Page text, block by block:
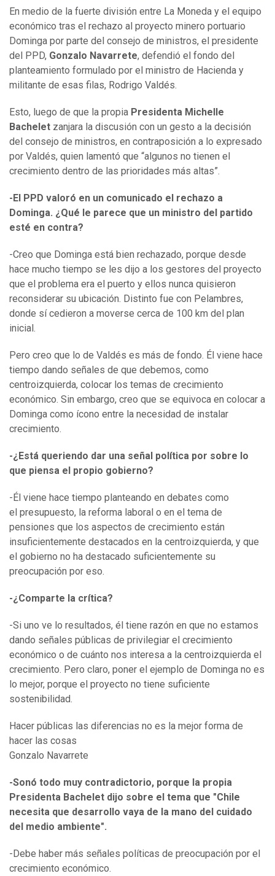
En medio de la fuerte división entre La Moneda y el equipo
económico tras el rechazo al proyecto minero portuario
Dominga por parte del consejo de ministros, el presidente
del PPD, Gonzalo Navarrete, defendió el fondo del
planteamiento formulado por el ministro de Hacienda y
militante de esas filas, Rodrigo Valdés.
Esto, luego de que la propia Presidenta Michelle
Bachelet zanjara la discusión con un gesto a la decisión
del consejo de ministros, en contraposición a lo expresado
por Valdés, quien lamentó que “algunos no tienen el
crecimiento dentro de las prioridades más altas”.
-El PPD valoró en un comunicado el rechazo a
Dominga. ¿Qué le parece que un ministro del partido
esté en contra?
-Creo que Dominga está bien rechazado, porque desde
hace mucho tiempo se les dijo a los gestores del proyecto
que el problema era el puerto y ellos nunca quisieron
reconsiderar su ubicación. Distinto fue con Pelambres,
donde sí cedieron a moverse cerca de 100 km del plan
inicial.
Pero creo que lo de Valdés es más de fondo. Él viene hace
tiempo dando señales de que debemos, como
centroizquierda, colocar los temas de crecimiento
económico. Sin embargo, creo que se equivoca en colocar a
Dominga como ícono entre la necesidad de instalar
crecimiento.
-¿Está queriendo dar una señal política por sobre lo
que piensa el propio gobierno?
-Él viene hace tiempo planteando en debates como
el presupuesto, la reforma laboral o en el tema de
pensiones que los aspectos de crecimiento están
insuficientemente destacados en la centroizquierda, y que
el gobierno no ha destacado suficientemente su
preocupación por eso.
-¿Comparte la crítica?
-Si uno ve lo resultados, él tiene razón en que no estamos
dando señales públicas de privilegiar el crecimiento
económico o de cuánto nos interesa a la centroizquierda el
crecimiento. Pero claro, poner el ejemplo de Dominga no es
lo mejor, porque el proyecto no tiene suficiente
sostenibilidad.
Hacer públicas las diferencias no es la mejor forma de
hacer las cosas
Gonzalo Navarrete
-Sonó todo muy contradictorio, porque la propia
Presidenta Bachelet dijo sobre el tema que "Chile
necesita que desarrollo vaya de la mano del cuidado
del medio ambiente".
-Debe haber más señales políticas de preocupación por el
crecimiento económico.